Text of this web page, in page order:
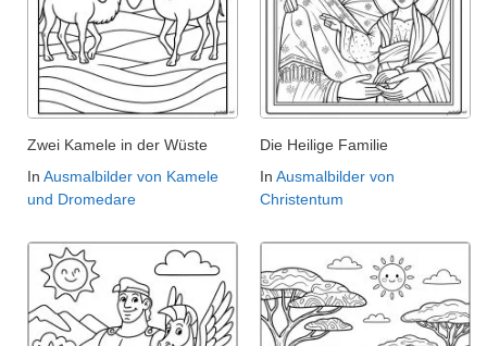
Zwei Kamele in der Wüste
In Ausmalbilder von Kamele
und Dromedare
Die Heilige Familie
In Ausmalbilder von
Christentum